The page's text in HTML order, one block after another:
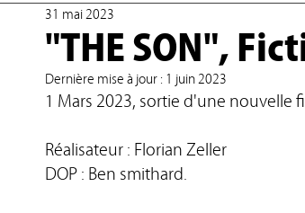
CANNES ACTUS
"THE SON",
31 mai 2023
Dernière mise à jour : 1 juin 2023
1 Mars 2023, sortie d'une nouvelle
Réalisateur : Florian Zeller
DOP : Ben smithard.